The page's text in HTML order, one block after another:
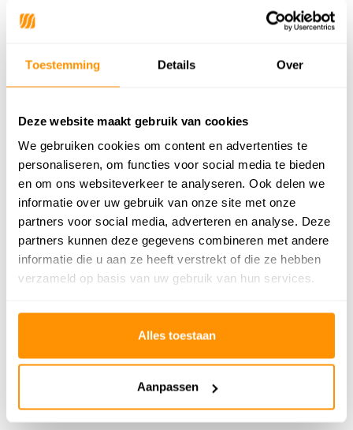
Toestemming Details Over
Deze website maakt gebruik van cookies
We gebruiken cookies om content en advertenties te
personaliseren, om functies voor social media te bieden
en om ons websiteverkeer te analyseren. Ook delen we
informatie over uw gebruik van onze site met onze
partners voor social media, adverteren en analyse. Deze
partners kunnen deze gegevens combineren met andere
informatie die u aan ze heeft verstrekt of die ze hebben
verzameld op basis van uw gebruik van hun services.
Alles toestaan
Aanpassen
259,95
Buy now, pay later
Vloerverwarming Geschikt
Geschikt voor: Binnen of
buiten?
Binnen & Buiten
Anti allergie Ja
Ja